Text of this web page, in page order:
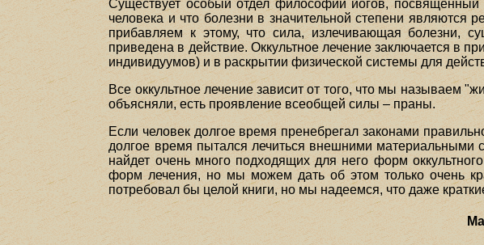
Существует особый отдел философии йогов, посвященный
человека и что болезни в значительной степени являются
прибавляем к этому, что сила, излечивающая болезни,
приведена в действие. Оккультное лечение заключается в
индивидуумов) и в раскрытии физической системы для
Все оккультное лечение зависит от того, что мы называем
объясняли, есть проявление всеобщей силы – праны.
Если человек долгое время пренебрегал законами
долгое время пытался лечиться внешними материальными
найдет очень много подходящих для него форм
форм лечения, но мы можем дать об этом только очень
потребовал бы целой книги, но мы надеемся, что даже